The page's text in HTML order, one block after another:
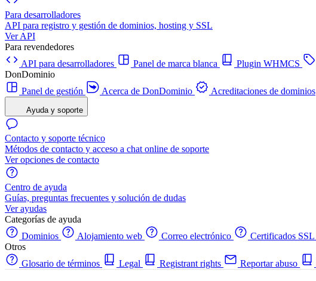
Para desarrolladores
API para registro y gestión de dominios, hosting y SSL
Ver API
Para revendedores
API para desarrolladores
Panel de marca blanca Plugin WHMCS
DonDominio
Panel de gestión
Acerca de DonDominio Acreditaciones de dominios
Ayuda y soporte
Contacto y soporte técnico
Métodos de contacto y acceso a chat online de soporte
Ver opciones de contacto
Centro de ayuda
Guías, preguntas frecuentes y solución de dudas
Ver ayudas
Categorías de ayuda
Dominios
Alojamiento web Correo electrónico Certificados SSL
Otros
Glosario de términos
Legal Registrant rights Reportar abuso